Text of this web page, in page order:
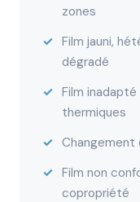
zones
Film jauni,
dégradé
Film
thermiques
Changement
Film non
copropriété